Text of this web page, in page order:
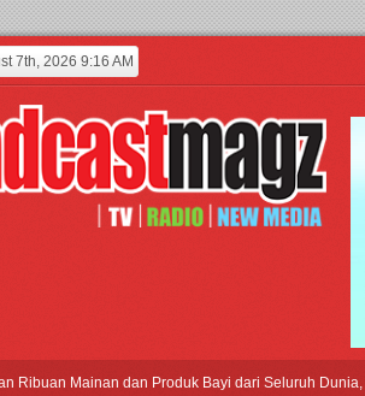
7th, 2026 9:16 AM
Mainan dan Produk Bayi dari Seluruh Dunia, IBTE